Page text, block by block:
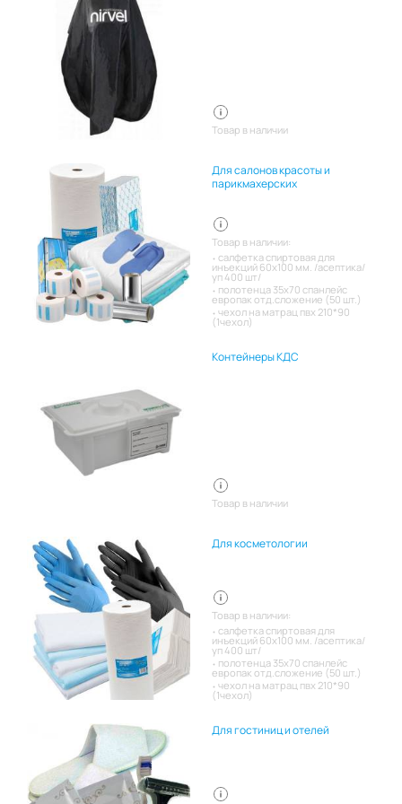
Товар в наличии
Для салонов красоты и
парикмахерских
Товар в наличии:
салфетка спиртовая для
инъекций 60х100 мм. /асептика/
уп 400 шт/
полотенца 35х70 спанлейс
европак отд.сложение (50 шт.)
чехол на матрац пвх 210*90
(1чехол)
Контейнеры КДС
Товар в наличии
Для косметологии
Товар в наличии:
салфетка спиртовая для
инъекций 60х100 мм. /асептика/
уп 400 шт/
полотенца 35х70 спанлейс
европак отд.сложение (50 шт.)
чехол на матрац пвх 210*90
(1чехол)
Для гостиниц и отелей